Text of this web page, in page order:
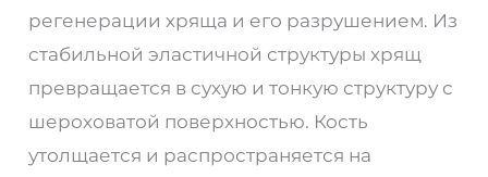
регенерации хряща и его разрушением. Из
стабильной эластичной структуры хрящ
превращается в сухую и тонкую структуру с
шероховатой поверхностью. Кость
утолщается и распространяется на